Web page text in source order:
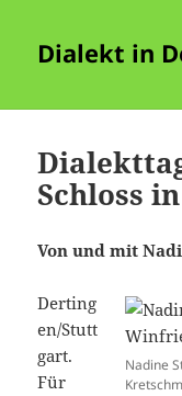
Dialekt in
Schloss
Von und mit
Nadine
Derting
en/Stutt
gart.
Für